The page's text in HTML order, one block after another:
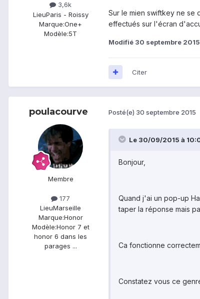
3,6k
LieuParis - Roissy
Marque:One+
Modèle:5T
Sur le mien swiftkey ne se
effectués sur l'écran
Modifié 30 septembre 2015
Citer
poulacourve
Membre
177
LieuMarseille
Marque:Honor
Modèle:Honor 7 et
honor 6 dans les
parages ...
Posté(e) 30 septembre 2015
Le 30/09/2015 à
Bonjour,
Quand j'ai un pop-up
taper la réponse mais
Ca fonctionne
Constatez vous ce